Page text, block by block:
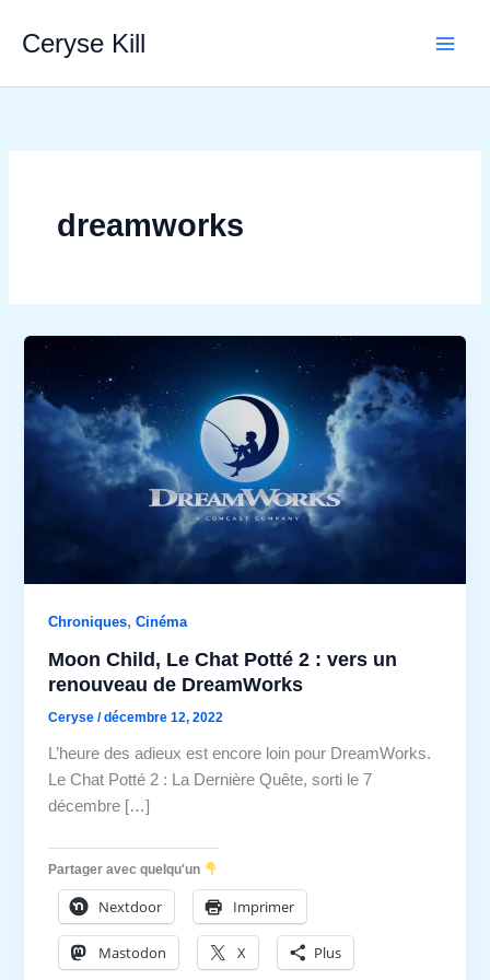
Ceryse Kill
dreamworks
Chroniques,Cinéma
Moon Child, Le Chat Potté 2 : vers un
renouveau de DreamWorks
Ceryse/décembre 12, 2022
L’heure des adieux est encore loin pour DreamWorks.
Le Chat Potté 2 : La Dernière Quête, sorti le 7
décembre […]
Partager avec quelqu'un
Nextdoor Imprimer
Mastodon X Plus